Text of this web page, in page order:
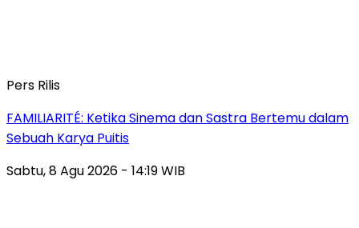
Pers Rilis
FAMILIARITÉ: Ketika Sinema dan Sastra Bertemu dalam
Sebuah Karya Puitis
Sabtu, 8 Agu 2026 - 14:19 WIB